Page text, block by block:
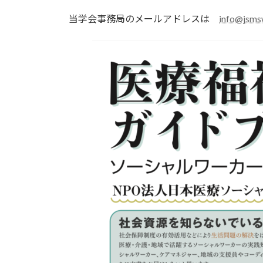
当学会事務局のメールアドレスは